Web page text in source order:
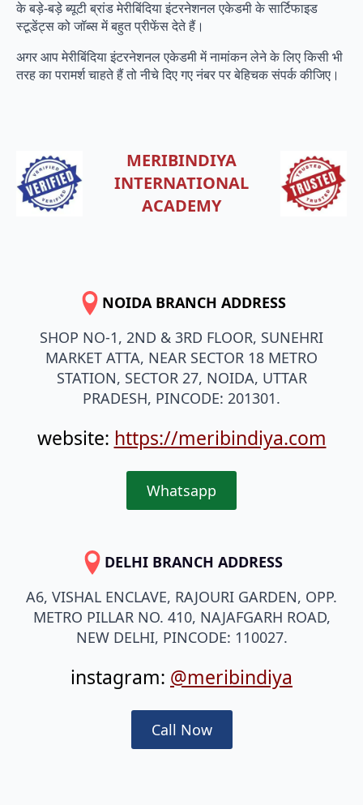
के बड़े-बड़े ब्यूटी ब्रांड मेरीबिंदिया इंटरनेशनल एकेडमी के सार्टिफाइड
स्टूडेंट्स को जॉब्स में बहुत प्रीफेंस देते हैं।
अगर आप मेरीबिंदिया इंटरनेशनल एकेडमी में नामांकन लेने के लिए किसी भी
तरह का परामर्श चाहते हैं तो नीचे दिए गए नंबर पर बेहिचक संपर्क कीजिए।
MERIBINDIYA
INTERNATIONAL
ACADEMY
NOIDA BRANCH ADDRESS
SHOP NO-1, 2ND & 3RD FLOOR, SUNEHRI
MARKET ATTA, NEAR SECTOR 18 METRO
STATION, SECTOR 27, NOIDA, UTTAR
PRADESH, PINCODE: 201301.
website: https://meribindiya.com
Whatsapp
DELHI BRANCH ADDRESS
A6, VISHAL ENCLAVE, RAJOURI GARDEN, OPP.
METRO PILLAR NO. 410, NAJAFGARH ROAD,
NEW DELHI, PINCODE: 110027.
instagram: @meribindiya
Call Now